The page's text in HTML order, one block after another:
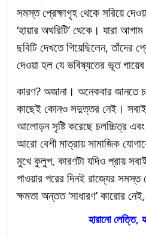
সমস্ত প্রেক্ষাগৃহ থেকে সরিয়ে
‘হায়ার অথরিটি’ থেকে। যারা
ছবিটি দেখতে গিয়েছিলেন, তাঁদের
দেওয়া হল যে ভবিষ্যতের ভূত
কারণ? অজানা। অনেকবার জানতে
কাছেই কোনও সদুত্তর নেই।
আলোড়ন সৃষ্টি করেছে চলচ্চিত্র
আরো বেশী মাত্রায় সামাজিক
মুখে কুলুপ, কারণটা যদিও প্রায়
পাওয়ার পরের দিনই রাজ্যের সমস্ত
ক্ষমতা অন্তত ‘সাধারণ’ কারোর
হারানো লেত্তি,